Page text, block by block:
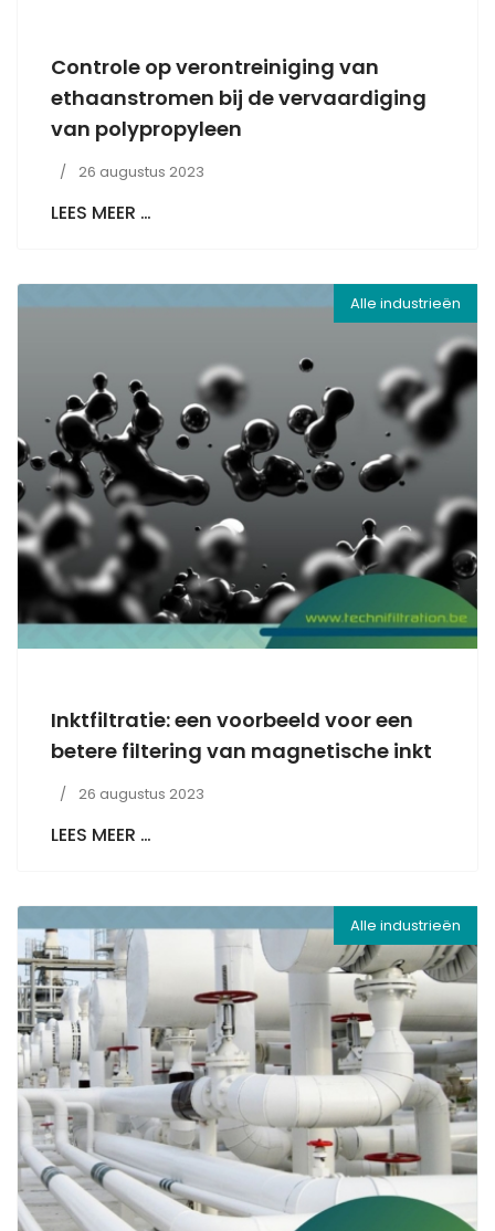
Controle op verontreiniging van
ethaanstromen bij de vervaardiging
van polypropyleen
26 augustus 2023
LEES MEER …
Inktfiltratie: een voorbeeld voor een
betere filtering van magnetische inkt
Alle industrieën
26 augustus 2023
LEES MEER …
Alle industrieën